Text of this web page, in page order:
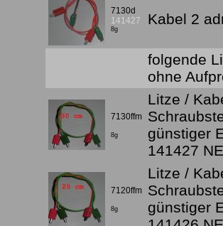
7130d
141427
8g
Kabel 2
folgende
ohne
7130ffm
8g
Litze /
günstiger
141427
7120ffm
8g
Litze /
günstiger